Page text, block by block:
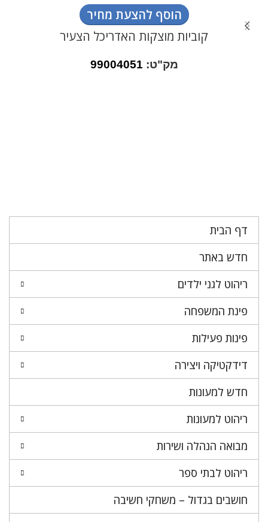
דף הבית
חדש באתר
ריהוט לגני ילדים
פינת המשפחה
פינות פעילות
דידקטיקה ויצירה
חדש למעונות
ריהוט למעונות
מבואה הנהלה ושירות
ריהוט לבתי ספר
חושבים בגדול – משחקי חשיבה
הוסף להצעת מחיר
קוביות מוצקות האדריכל הצעיר
מק"ט: 99004051